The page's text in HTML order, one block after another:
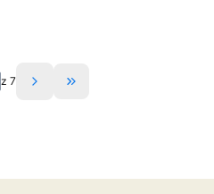
z 7 Przejdź do ostatniej